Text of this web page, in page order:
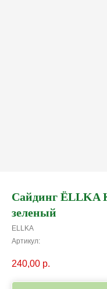
Сайдинг ЁLLKA
зеленый
ELLKA
Артикул:
240,00 р.